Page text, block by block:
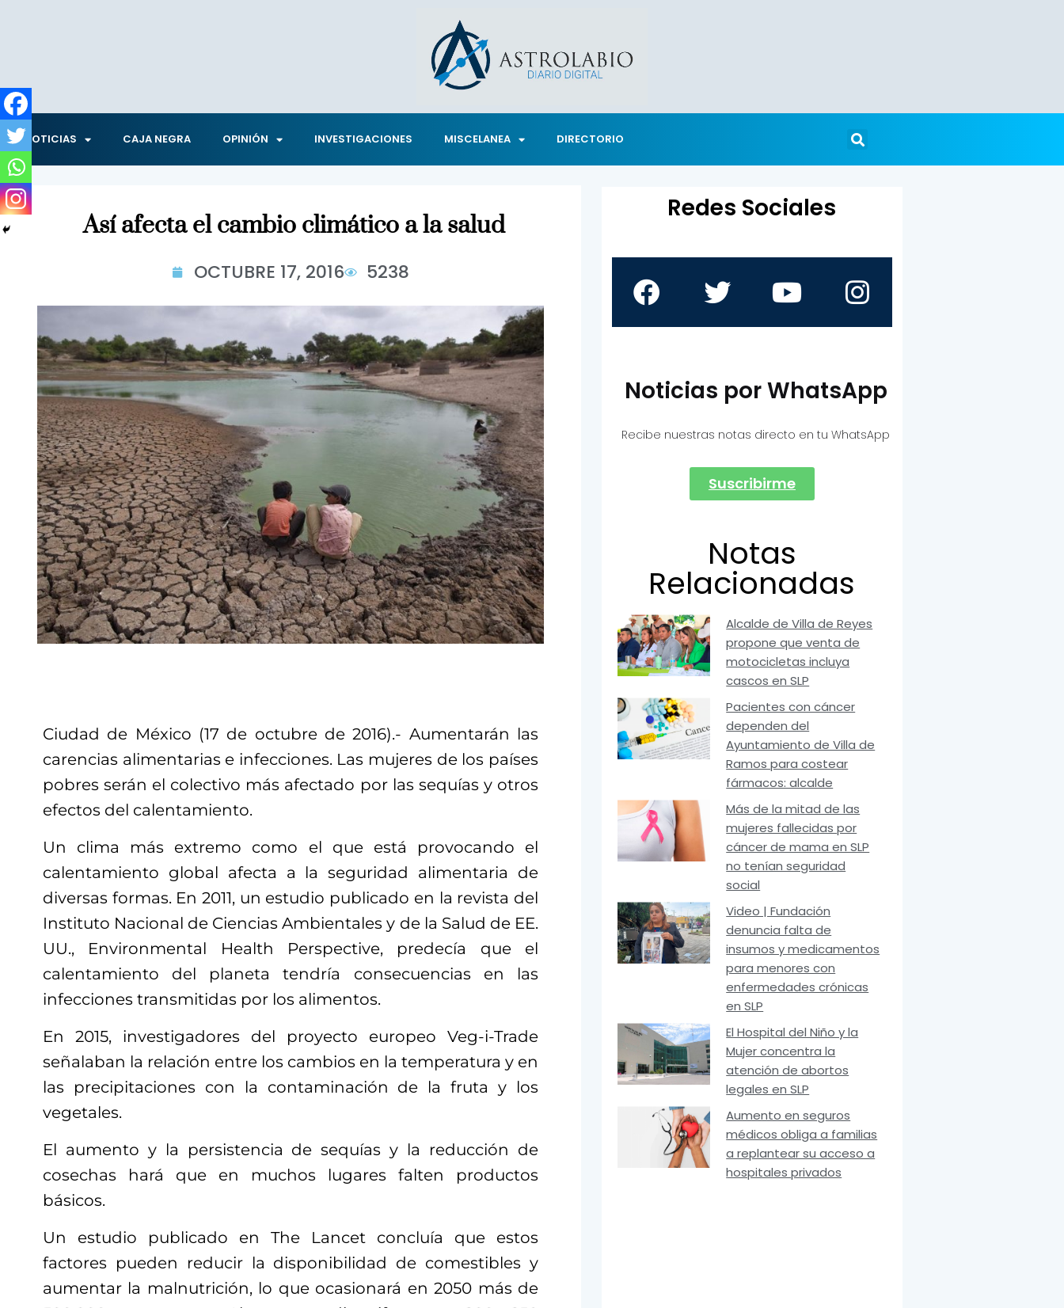
NOTICIAS CAJA NEGRA OPINIÓN INVESTIGACIONES MISCELANEA DIRECTORIO
Así afecta el cambio climático a la salud
OCTUBRE 17, 2016 5238
Ciudad de México (17 de octubre de 2016).- Aumentarán las
carencias alimentarias e infecciones. Las mujeres de los países
pobres serán el colectivo más afectado por las sequías y otros
efectos del calentamiento.
Un clima más extremo como el que está provocando el
calentamiento global afecta a la seguridad alimentaria de
diversas formas. En 2011, un estudio publicado en la revista del
Instituto Nacional de Ciencias Ambientales y de la Salud de EE.
UU., Environmental Health Perspective, predecía que el
calentamiento del planeta tendría consecuencias en las
infecciones transmitidas por los alimentos.
En 2015, investigadores del proyecto europeo Veg-i-Trade
señalaban la relación entre los cambios en la temperatura y en
las precipitaciones con la contaminación de la fruta y los
vegetales.
El aumento y la persistencia de sequías y la reducción de
cosechas hará que en muchos lugares falten productos
básicos.
Un estudio publicado en The Lancet concluía que estos
factores pueden reducir la disponibilidad de comestibles y
aumentar la malnutrición, lo que ocasionará en 2050 más de
Redes Sociales
Noticias por WhatsApp
Recibe nuestras notas directo en tu WhatsApp
Suscribirme
Notas
Relacionadas
Alcalde de Villa de Reyes
propone que venta de
motocicletas incluya
cascos en SLP
Pacientes con cáncer
dependen del
Ayuntamiento de Villa de
Ramos para costear
fármacos: alcalde
Más de la mitad de las
mujeres fallecidas por
cáncer de mama en SLP
no tenían seguridad
social
Video | Fundación
denuncia falta de
insumos y medicamentos
para menores con
enfermedades crónicas
en SLP
El Hospital del Niño y la
Mujer concentra la
atención de abortos
legales en SLP
Aumento en seguros
médicos obliga a familias
a replantear su acceso a
hospitales privados